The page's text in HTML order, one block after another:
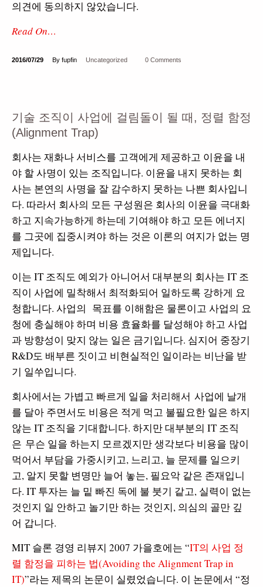
의견에 동의하지 않았습니다.
Read On…
2016/07/29 By fupfin Uncategorized 0 Comments
기술 조직이 사업에 걸림돌이 될 때, 정렬 함정
(Alignment Trap)
회사는 재화나 서비스를 고객에게 제공하고 이윤을 내
야 할 사명이 있는 조직입니다. 이윤을 내지 못하는 회
사는 본연의 사명을 잘 감수하지 못하는 나쁜 회사입니
다. 따라서 회사의 모든 구성원은 회사의 이윤을 극대화
하고 지속가능하게 하는데 기여해야 하고 모든 에너지
를 그곳에 집중시켜야 하는 것은 이론의 여지가 없는 명
제입니다.
이는 IT​ 조직도 예외가 아니어서 대부분의 회사는 IT 조
직이 사업에 밀착해서 최적화되어 일하도록 강하게 요
청합니다. 사업의 목표를 이해함은 물론이고 사업의 요
청에 충실해야 하며 비용 효율화를 달성해야 하고 사업
과 방향성이 맞지 않는 일은 금기입니다. 심지어 중장기
R&D도 배부른 짓이고 비현실적인 일이라는 비난을 받
기 일쑤입니다.
회사에서는 가볍고 빠르게 일을 처리해서 사업에 날개
를 달아 주면서도 비용은 적게 먹고 불필요한 일은 하지
않는 IT 조직을 기대합니다. 하지만 대부분의 IT 조직
은 무슨 일을 하는지 모르겠지만 생각보다 비용을 많이
먹어서 부담을 가중시키고, 느리고, 늘 문제를 일으키
고, 알지 못할 변명만 늘어 놓는, 필요악 같은 존재입니
다. IT 투자는 늘 밑 빠진 독에 불 붓기 같고, 실력이 없는
것인지 일 안하고 놀기만 하는 것인지, 의심의 골만 깊
어 갑니다.
MIT 슬론 경영 리뷰지 2007 가을호에는 “IT의 사업 정
렬 함정을 피하는 법(Avoiding the Alignment Trap in
IT)”라는 제목의 논문이 실렸었습니다. 이 논문에서 “정